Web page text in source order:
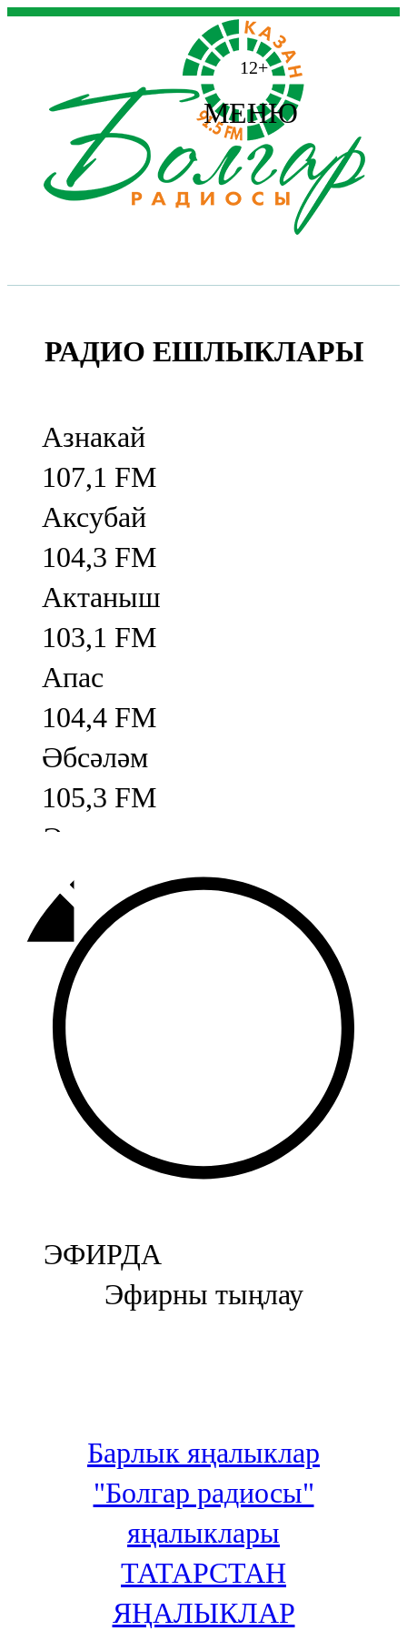
12+
МЕНЮ
РАДИО ЕШЛЫКЛАРЫ
Азнакай
107,1 FM
Аксубай
104,3 FM
Актаныш
103,1 FM
Апас
104,4 FM
Әбсәләм
105,3 FM
Әлмәт
92,9 FM
Базарлы матак
107,1 FM
Балык бистәсе
104,9 FM
Баулы
107,5 FM
Биләр
Болгар
106,0 FM
Бөгелмә
100,3 FM
106,6 FM
Кадыбаш
105,2 FM
ЭФИРДА
Эфирны тыңлау
Барлык яңалыклар
"Болгар радиосы"
яңалыклары
ТАТАРСТАН
ЯҢАЛЫКЛАР